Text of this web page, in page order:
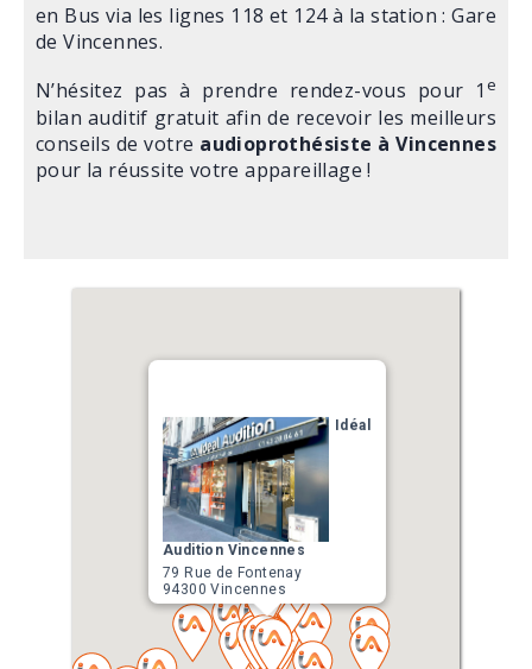
en Bus via les lignes 118 et 124 à la station : Gare
de Vincennes.
N’hésitez pas à prendre rendez-vous pour 1 e
bilan auditif gratuit afin de recevoir les meilleurs
conseils de votre audioprothésiste à Vincennes
pour la réussite votre appareillage !
Idéal
Audition Vincennes
79 Rue de Fontenay
94300 Vincennes